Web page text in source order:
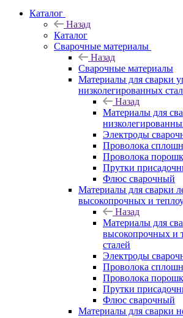
Каталог
Назад
Каталог
Сварочные материалы
Назад
Сварочные материалы
Материалы для сварки
низколегированных
Назад
Материалы для
Электроды
Проволока
Проволока
Прутки
Флюс сварочный
Материалы для сварки
высокопрочных и
Назад
Материалы для
высокопрочных и
сталей
Электроды
Проволока
Проволока
Прутки
Флюс сварочный
Материалы для сварки